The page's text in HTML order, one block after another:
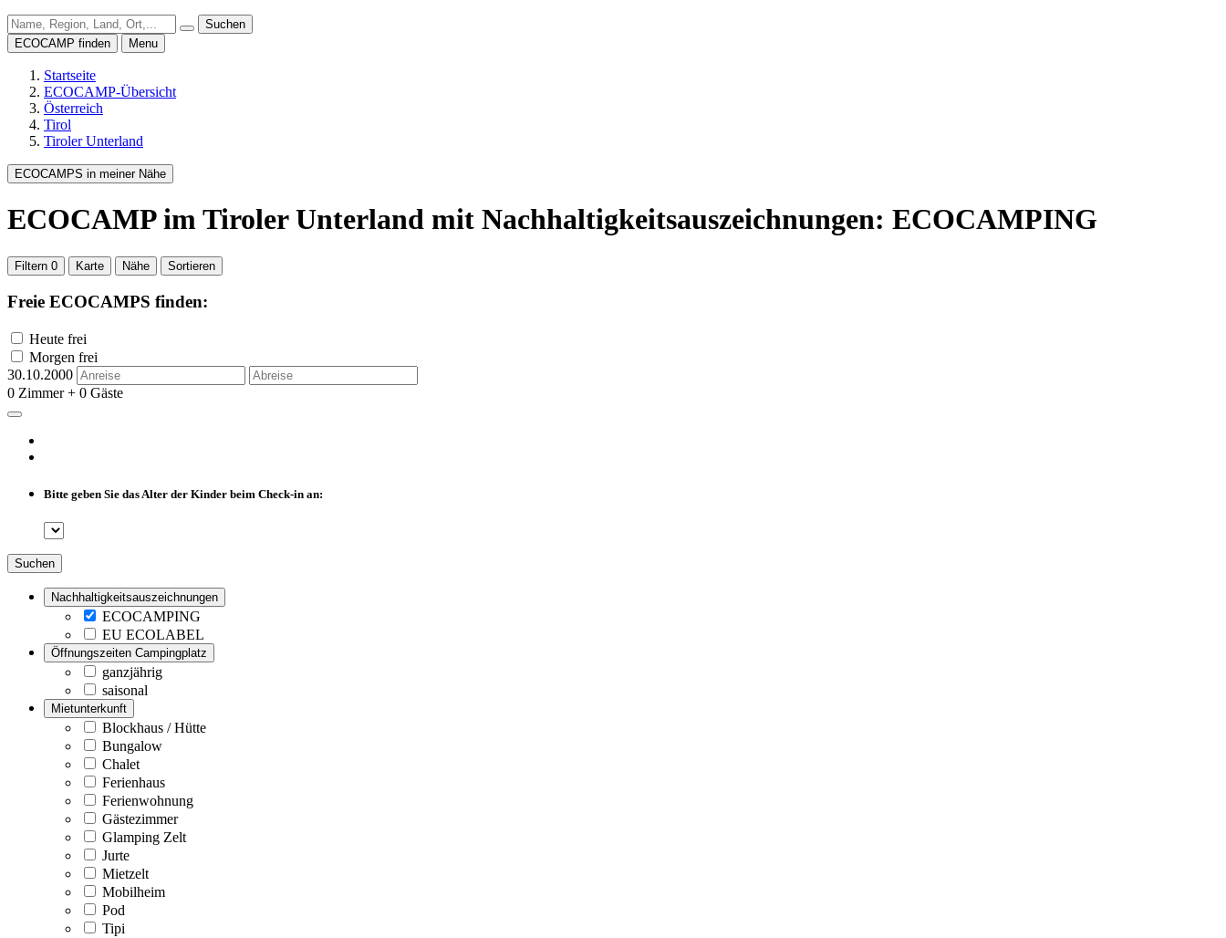
Suchen
ECOCAMP finden
Menu
Startseite
ECOCAMP-Übersicht
Österreich
Tirol
Tiroler Unterland
ECOCAMPS in meiner Nähe
ECOCAMP im Tiroler Unterland mit Nachhaltigkeitsauszeichnungen: ECOCAMPING
Filtern 0 Karte Nähe Sortieren
Freie ECOCAMPS finden:
Heute frei
Morgen frei
30.10.2000
0 Zimmer + 0 Gäste
Bitte geben Sie das Alter der Kinder beim Check-in an:
Suchen
Nachhaltigkeitsauszeichnungen
ECOCAMPING
EU ECOLABEL
Öffnungszeiten Campingplatz
ganzjährig
saisonal
Mietunterkunft
Blockhaus / Hütte
Bungalow
Chalet
Ferienhaus
Ferienwohnung
Gästezimmer
Glamping Zelt
Jurte
Mietzelt
Mobilheim
Pod
Tipi